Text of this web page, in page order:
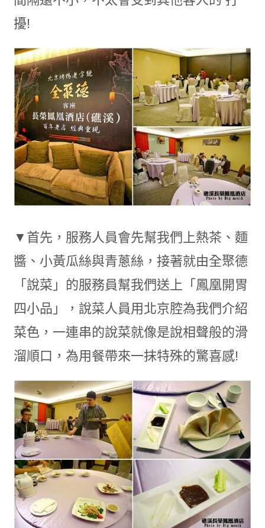
擾!
▼首先，服務人員會先幫我們上熱茶、麵
醬、小黃瓜絲與青蔥絲，接著就由全聚德
「說菜」的服務員幫我們送上「鳳凰開胃
四小品」，說菜人員用北京腔為我們介紹
菜色，一連串的說菜就像是說相聲般的滑
溜順口，為用餐帶來一抹特殊的驚喜感!